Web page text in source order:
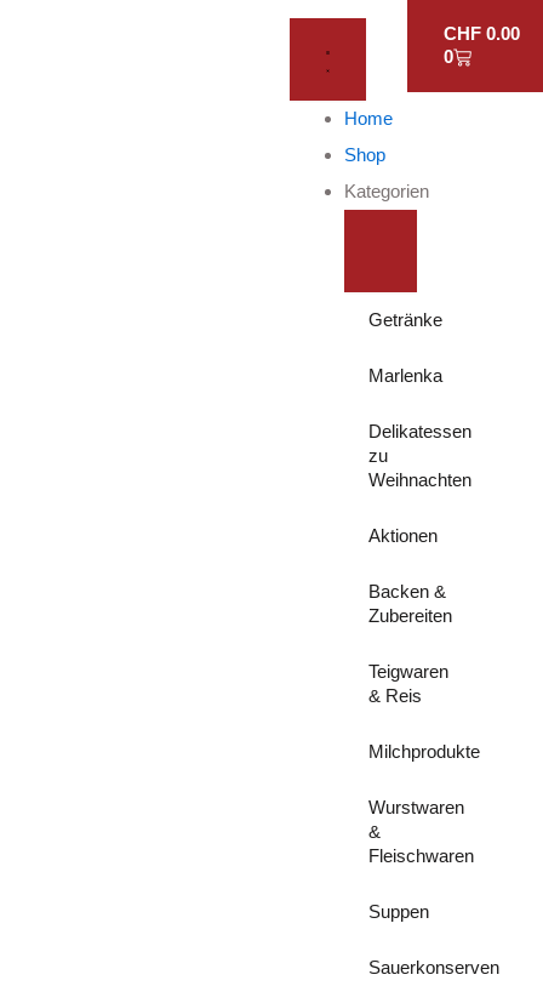
Home
Shop
Kategorien
SCHLIESSE K
ATEGORIEN
KATEGORIEN
Getränke
Marlenka
Delikatessen
zu
Weihnachten
Aktionen
Backen &
Zubereiten
Teigwaren
& Reis
Milchprodukte
Wurstwaren
&
Fleischwaren
Suppen
Sauerkonserven
CHF 0.00
0